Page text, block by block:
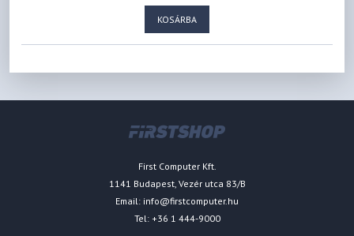
KOSÁRBA
First Computer Kft.
1141 Budapest, Vezér utca 83/B
Email: info@firstcomputer.hu
Tel: +36 1 444-9000